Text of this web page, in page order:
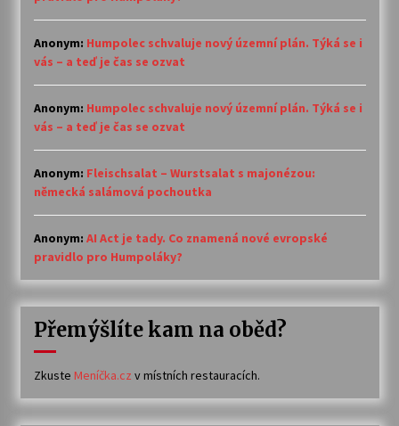
Anonym: Humpolec schvaluje nový územní plán. Týká se i
vás – a teď je čas se ozvat
Anonym: Humpolec schvaluje nový územní plán. Týká se i
vás – a teď je čas se ozvat
Anonym: Fleischsalat – Wurstsalat s majonézou:
německá salámová pochoutka
Anonym: AI Act je tady. Co znamená nové evropské
pravidlo pro Humpoláky?
Přemýšlíte kam na oběd?
Zkuste Meníčka.cz v místních restauracích.